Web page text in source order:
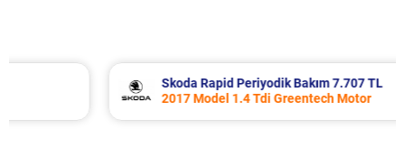
Skoda Rapid Periyodik Bakım 7.707 TL
2017 Model 1.4 Tdi Greentech Motor